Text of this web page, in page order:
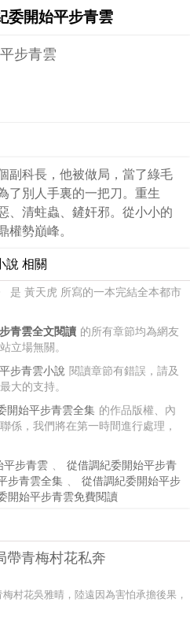
委開始平步青雲
步青雲
副科長，他被做局，當了綠毛
了別人手裏的一把刀。重生
、清蛀蟲、鏟奸邪。從小小的
權勢巔峰。
說 相關
是 黃天虎 所寫的一本完結全本都市
青雲全文閱讀 的所有章節均為網友
立場無關。
步青雲小說 閱讀章節有錯誤，請及
大的支持。
開始平步青雲全集 的作品版權、內
係，我們將在第一時間進行處理，
平步青雲 、
從借調紀委開始平步青
步青雲全集 、
從借調紀委開始平步
開始平步青雲免費閱讀
帶青梅村花私奔
村花吳雅晴，陸遠因為害怕承擔後果，